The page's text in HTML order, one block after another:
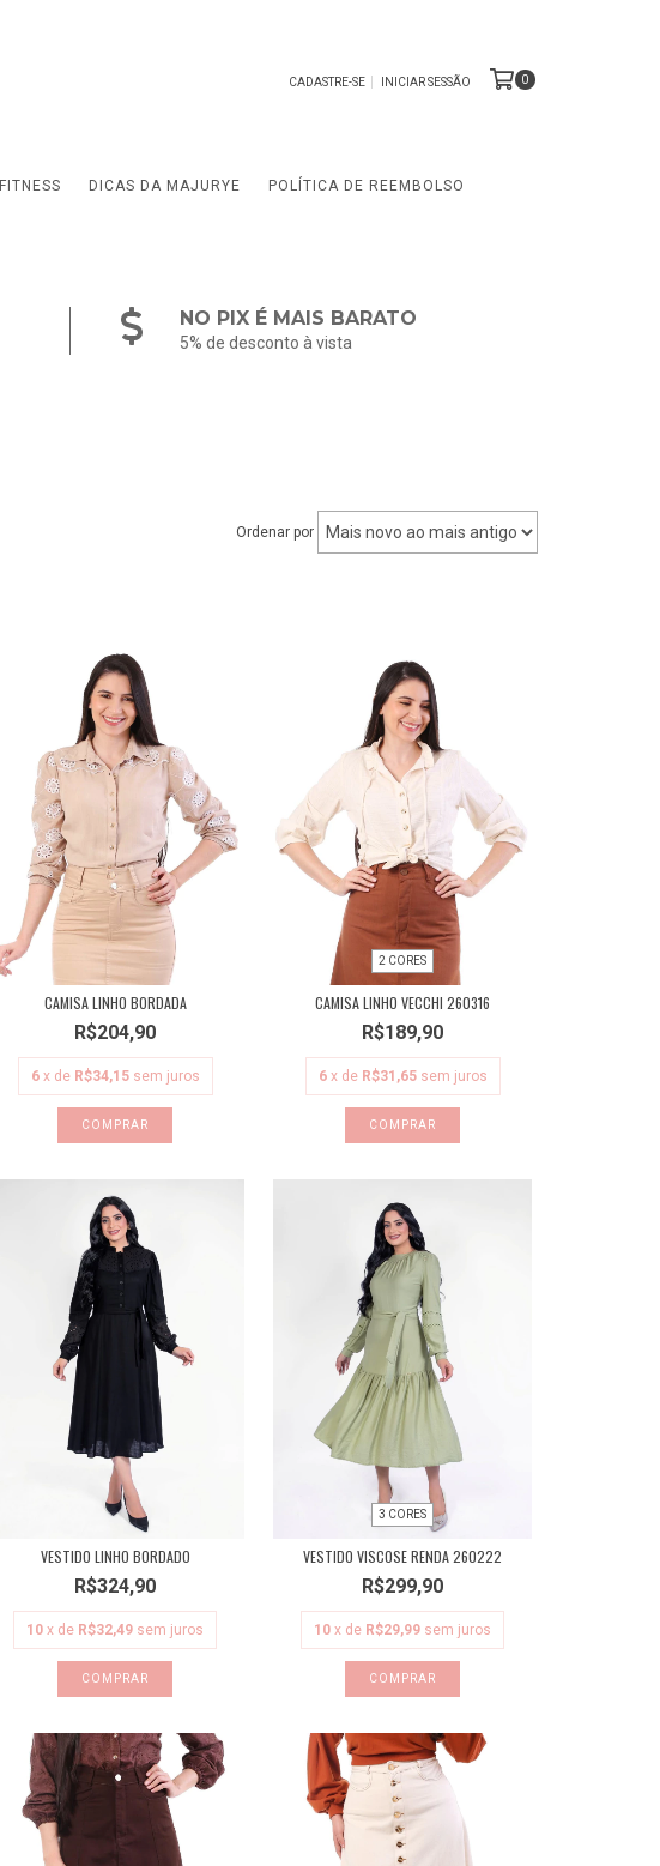
CADASTRE-SE INICIAR SESSÃO 0
FITNESS DICAS DA MAJURYE POLÍTICA DE REEMBOLSO
NO PIX É MAIS BARATO
5% de desconto à vista
Ordenar por
CAMISA LINHO BORDADA
R$204,90
6 x de R$34,15 sem juros
COMPRAR
2 CORES
CAMISA LINHO VECCHI 260316
R$189,90
6 x de R$31,65 sem juros
COMPRAR
VESTIDO LINHO BORDADO
R$324,90
10 x de R$32,49 sem juros
COMPRAR
3 CORES
VESTIDO VISCOSE RENDA 260222
R$299,90
10 x de R$29,99 sem juros
COMPRAR